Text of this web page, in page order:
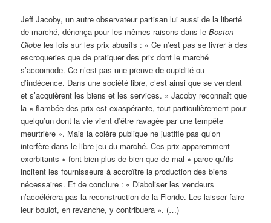
Jeff Jacoby, un autre observateur partisan lui aussi de la liberté
de marché, dénonça pour les mêmes raisons dans leBoston
Globeles lois sur les prix abusifs : « Ce n’est pas se livrer à des
escroqueries que de pratiquer des prix dont le marché
s’accomode. Ce n’est pas une preuve de cupidité ou
d’indécence. Dans une société libre, c’est ainsi que se vendent
et s’acquièrent les biens et les services. » Jacoby reconnaît que
la « flambée des prix est exaspérante, tout particulièrement pour
quelqu’un dont la vie vient d’être ravagée par une tempête
meurtrière ». Mais la colère publique ne justifie pas qu’on
interfère dans le libre jeu du marché. Ces prix apparemment
exorbitants « font bien plus de bien que de mal » parce qu’ils
incitent les fournisseurs à accroître la production des biens
nécessaires. Et de conclure : « Diaboliser les vendeurs
n’accélérera pas la reconstruction de la Floride. Les laisser faire
leur boulot, en revanche, y contribuera ». (…)